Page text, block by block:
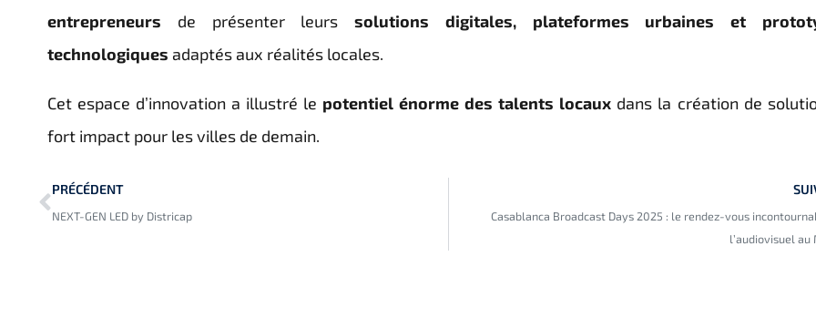
entrepreneurs de présenter leurs solutions digitales, plateformes urbaines et
technologiques adaptés aux réalités locales.
Cet espace d’innovation a illustré le potentiel énorme des talents locaux dans la création de
fort impact pour les villes de demain.
PRÉCÉDENT
NEXT-GEN LED by Districap
Casablanca Broadcast Days 2025 : le rendez-vous
l’audiovisuel au